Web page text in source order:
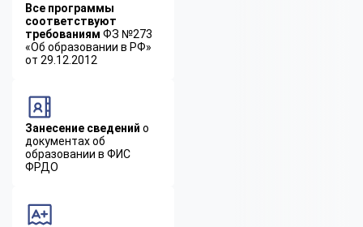
Все программы
соответствуют
требованиям ФЗ №273
«Об образовании в РФ»
от 29.12.2012
Занесение сведений о
документах об
образовании в ФИС
ФРДО